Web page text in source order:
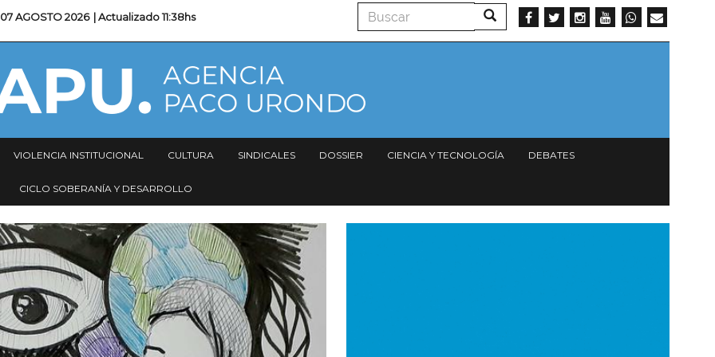
07 AGOSTO 2026 | Actualizado11:38hs Buscar Buscar
VIOLENCIA INSTITUCIONAL CULTURA SINDICALES DOSSIER CIENCIA Y TECNOLOGÍA DEBATES
CICLO SOBERANÍA Y DESARROLLO